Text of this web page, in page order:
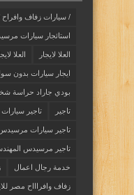
/ سيارات زفاف
استائجار سيارات
العلا لايجار العلا
ايجار سيارات بدون
بودي جاراد حراسة
تاجير تاجير
تاجير سيارات
تاجير مرسيدس
خدمة رجال اعمال
زفاف وافراااح مصر